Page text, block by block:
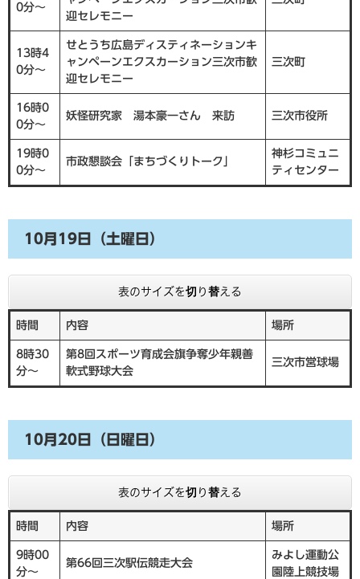
0分～
迎セレモニー
13時4
0分～
せとうち広島ディスティネーションキ
ャンペーンエクスカーション三次市歓
迎セレモニー
三次町
16時0
0分～
妖怪研究家 湯本豪一さん 来訪 三次市役所
19時0
0分～
市政懇談会「まちづくりトーク」
神杉コミュニ
ティセンター
10月19日（土曜日）
表のサイズを切り替える
時間 内容 場所
8時30
分～
第8回スポーツ育成会旗争奪少年親善
軟式野球大会
三次市営球場
10月20日（日曜日）
表のサイズを切り替える
時間 内容 場所
9時00
分～
第66回三次駅伝競走大会
みよし運動公
園陸上競技場